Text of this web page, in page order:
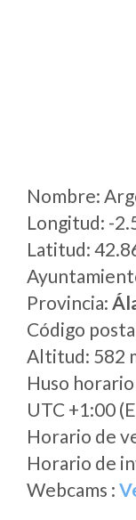
Nombre:
Longitud: -
Latitud:
Provincia:
Código
Altitud: 582
Huso
UTC +1:00
Horario de
Horario de
Webcams :